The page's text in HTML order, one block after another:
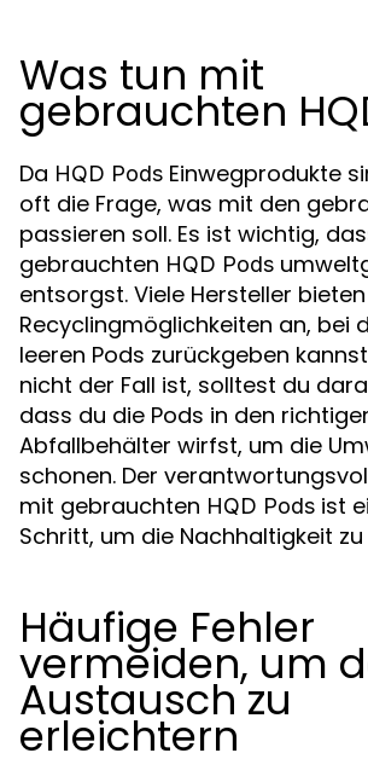
Was tun mit
gebrauchten
Da HQD Pods Einwegprodukte
oft die Frage, was mit den
passieren soll. Es ist wichtig,
gebrauchten HQD Pods
entsorgst. Viele Hersteller bieten
Recyclingmöglichkeiten an, bei
leeren Pods zurückgeben
nicht der Fall ist, solltest du
dass du die Pods in den
Abfallbehälter wirfst, um die
schonen. Der
mit gebrauchten HQD Pods ist
Schritt, um die Nachhaltigkeit
Häufige Fehler
vermeiden, um
Austausch zu
erleichtern